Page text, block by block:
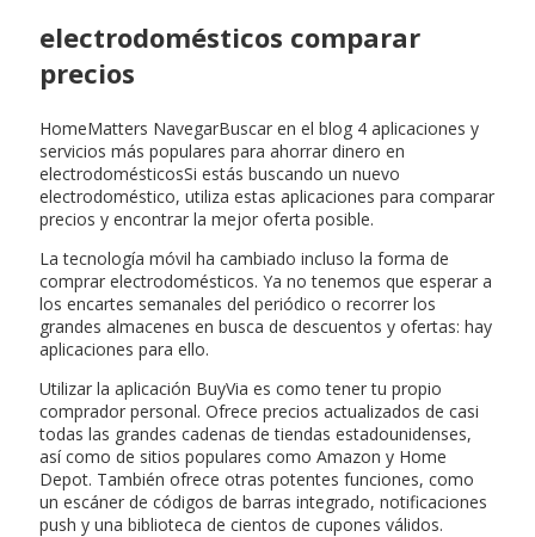
electrodomésticos comparar
precios
HomeMatters NavegarBuscar en el blog 4 aplicaciones y
servicios más populares para ahorrar dinero en
electrodomésticosSi estás buscando un nuevo
electrodoméstico, utiliza estas aplicaciones para comparar
precios y encontrar la mejor oferta posible.
La tecnología móvil ha cambiado incluso la forma de
comprar electrodomésticos. Ya no tenemos que esperar a
los encartes semanales del periódico o recorrer los
grandes almacenes en busca de descuentos y ofertas: hay
aplicaciones para ello.
Utilizar la aplicación BuyVia es como tener tu propio
comprador personal. Ofrece precios actualizados de casi
todas las grandes cadenas de tiendas estadounidenses,
así como de sitios populares como Amazon y Home
Depot. También ofrece otras potentes funciones, como
un escáner de códigos de barras integrado, notificaciones
push y una biblioteca de cientos de cupones válidos.